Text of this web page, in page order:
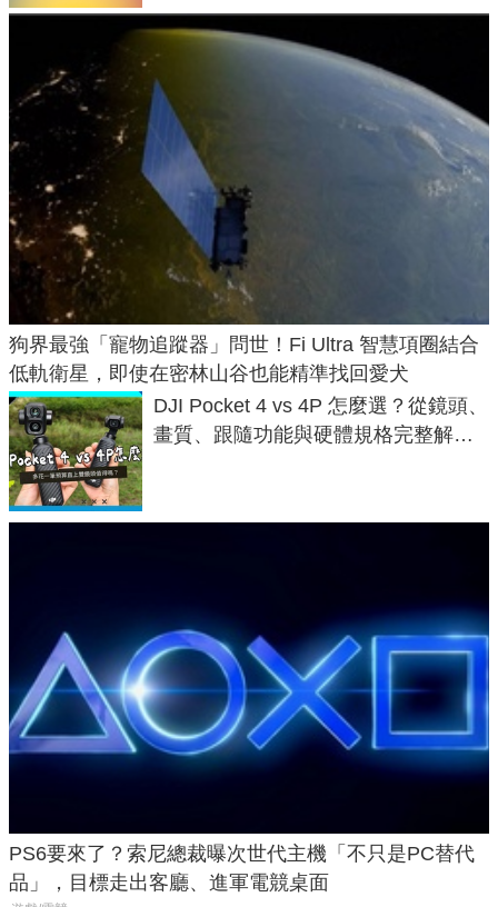
狗界最強「寵物追蹤器」問世！Fi Ultra 智慧項圈結合
低軌衛星，即使在密林山谷也能精準找回愛犬
DJI Pocket 4 vs 4P 怎麼選？從鏡頭、
畫質、跟隨功能與硬體規格完整解
PS6要來了？索尼總裁曝次世代主機「不只是PC替代
品」，目標走出客廳、進軍電競桌面